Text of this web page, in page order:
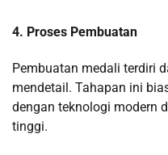
4. Proses Pembuatan
Pembuatan medali terdiri
mendetail. Tahapan ini
dengan teknologi modern
tinggi.